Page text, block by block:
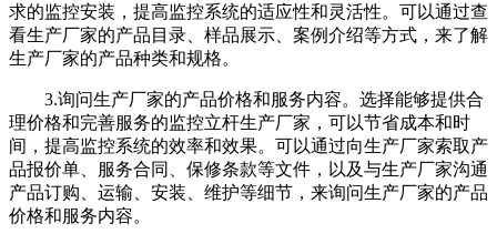
求的监控安装，提高监控系统的适应性和灵活性。可以通过查
看生产厂家的产品目录、样品展示、案例介绍等方式，来了解
生产厂家的产品种类和规格。
3.询问生产厂家的产品价格和服务内容。选择能够提供合
理价格和完善服务的监控立杆生产厂家，可以节省成本和时
间，提高监控系统的效率和效果。可以通过向生产厂家索取产
品报价单、服务合同、保修条款等文件，以及与生产厂家沟通
产品订购、运输、安装、维护等细节，来询问生产厂家的产品
价格和服务内容。